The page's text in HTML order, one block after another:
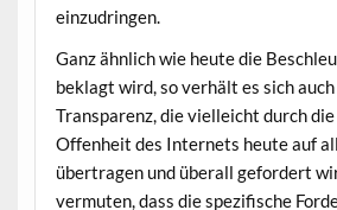
einzudringen.
Ganz ähnlich wie heute die
beklagt wird, so verhält es sich
Transparenz, die vielleicht durch
Offenheit des Internets heute auf
übertragen und überall gefordert
vermuten, dass die spezifische